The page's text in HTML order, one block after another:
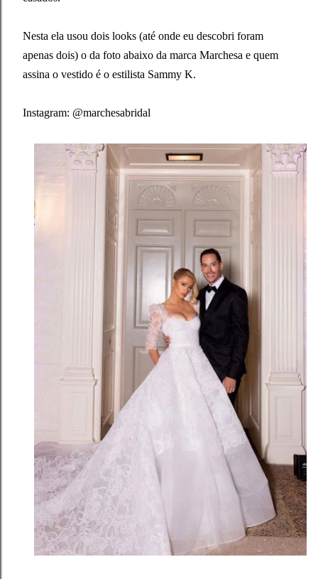
Nesta ela usou dois looks (até onde eu descobri foram
apenas dois) o da foto abaixo da marca Marchesa e quem
assina o vestido é o estilista Sammy K.
Instagram: @marchesabridal